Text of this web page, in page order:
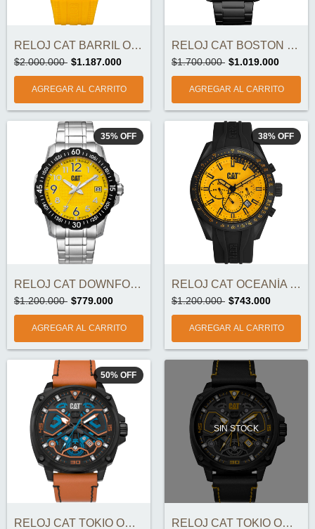
RELOJ CAT BARRIL ORIGINAL
$2.000.000 $1.187.000
RELOJ CAT BOSTON MULTI ORIGINAL
$1.700.000 $1.019.000
35% OFF
RELOJ CAT DOWNFORCE ORIGINAL
$1.200.000 $779.000
38% OFF
RELOJ CAT OCEANÍA MULTI ORIGINAL
$1.200.000 $743.000
50% OFF
RELOJ CAT TOKIO ORIGINAL
SIN STOCK
RELOJ CAT TOKIO ORIGINAL